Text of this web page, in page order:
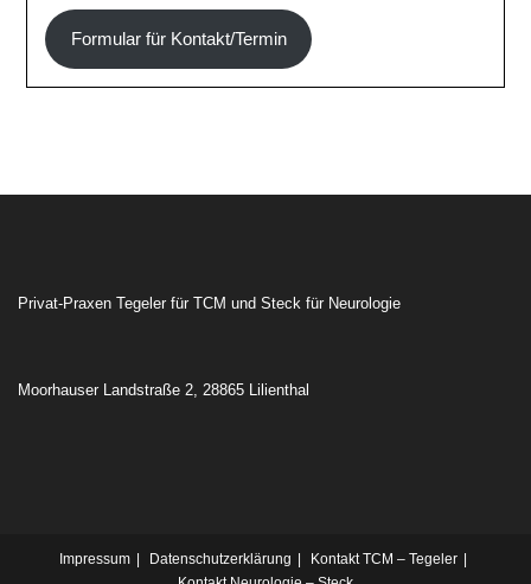
Formular für Kontakt/Termin
Privat-Praxen Tegeler für TCM und Steck für Neurologie
Moorhauser Landstraße 2, 28865 Lilienthal
Impressum Datenschutzerklärung
Kontakt TCM – Tegeler